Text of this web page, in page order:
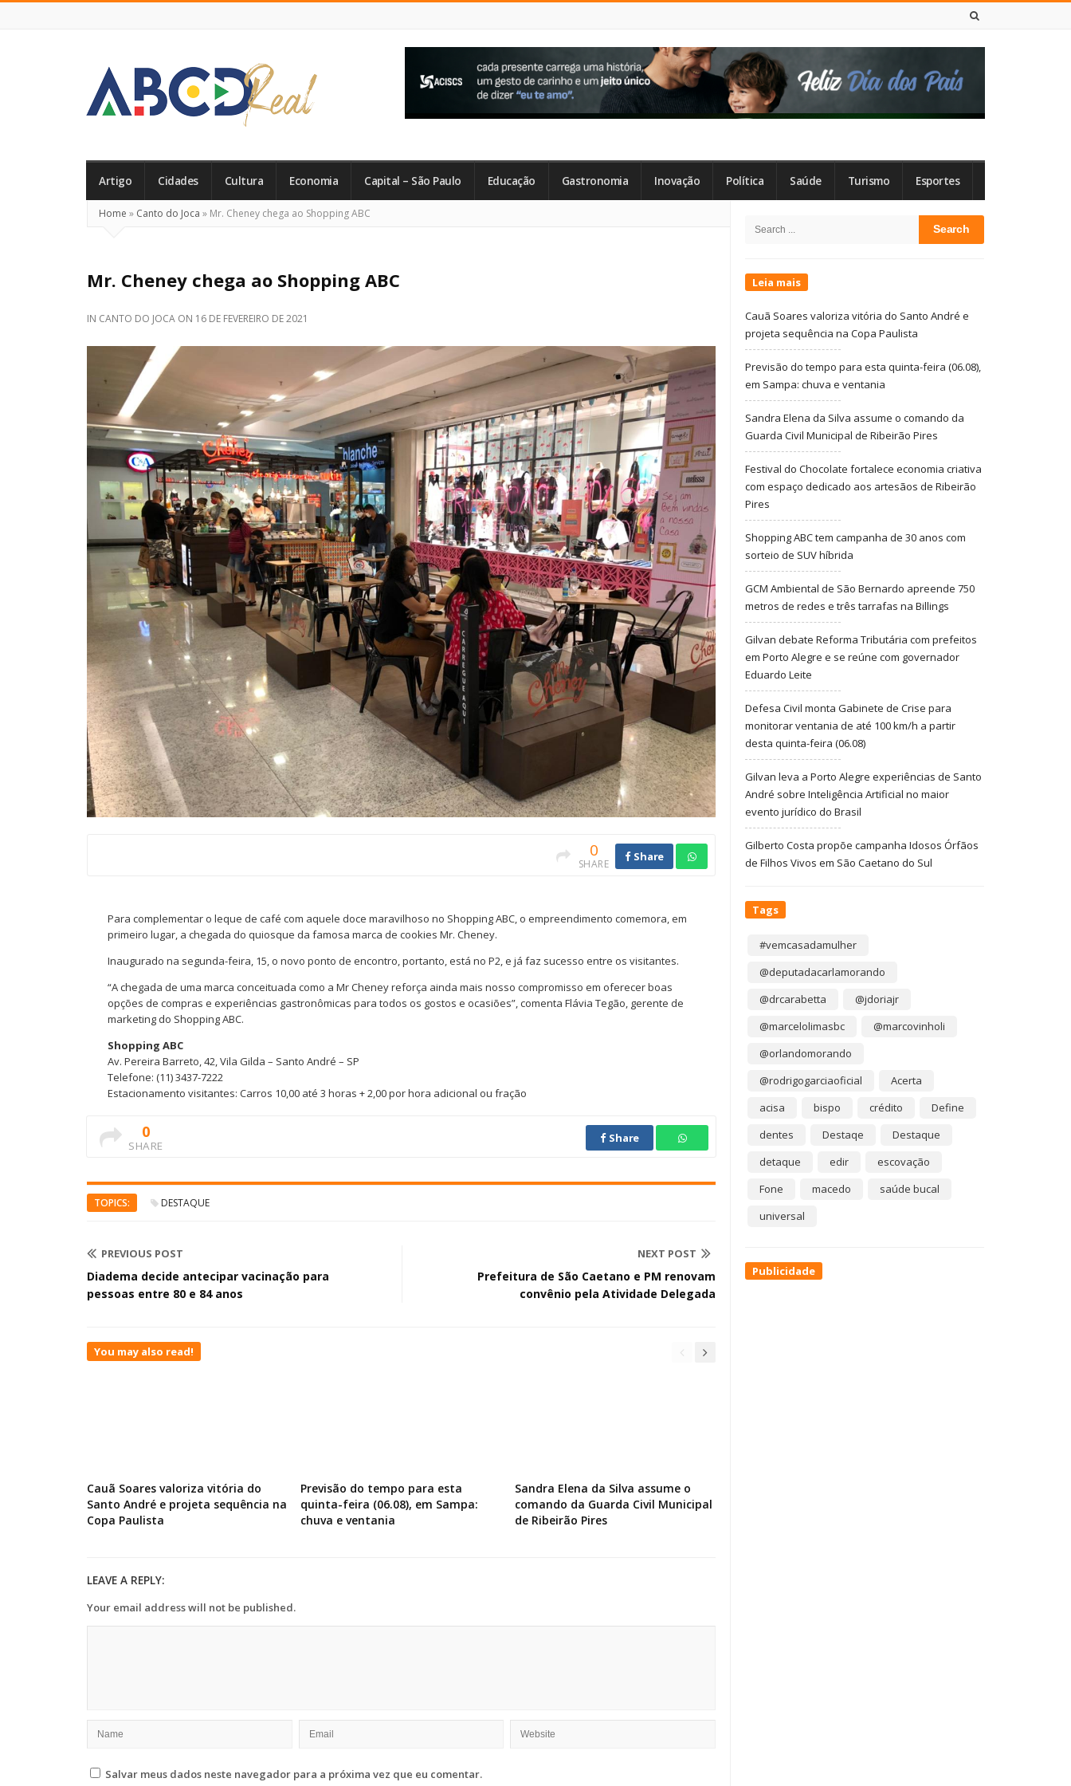
Real
Artigo Cidades Cultura Economia Capital – São Paulo Educação Gastronomia Inovação Política Saúde Turismo Esportes
Home » Canto do Joca » Mr. Cheney chega ao Shopping ABC
Mr. Cheney chega ao Shopping ABC
IN CANTO DO JOCA ON 16 DE FEVEREIRO DE 2021
0
SHARE
Share
Para complementar o leque de café com aquele doce maravilhoso no Shopping ABC, o empreendimento comemora, em
primeiro lugar, a chegada do quiosque da famosa marca de cookies Mr. Cheney.
Inaugurado na segunda-feira, 15, o novo ponto de encontro, portanto, está no P2, e já faz sucesso entre os visitantes.
“A chegada de uma marca conceituada como a Mr Cheney reforça ainda mais nosso compromisso em oferecer boas
opções de compras e experiências gastronômicas para todos os gostos e ocasiões”, comenta Flávia Tegão, gerente de
marketing do Shopping ABC.
Shopping ABC
Av. Pereira Barreto, 42, Vila Gilda – Santo André – SP
Telefone: (11) 3437-7222
Estacionamento visitantes: Carros 10,00 até 3 horas + 2,00 por hora adicional ou fração
0
SHARE
Share
TOPICS: DESTAQUE
PREVIOUS POST
Diadema decide antecipar vacinação para
pessoas entre 80 e 84 anos
NEXT POST
Prefeitura de São Caetano e PM renovam
convênio pela Atividade Delegada
You may also read!
Cauã Soares valoriza vitória do
Santo André e projeta sequência na
Copa Paulista
Previsão do tempo para esta
quinta-feira (06.08), em Sampa:
chuva e ventania
Sandra Elena da Silva assume o
comando da Guarda Civil Municipal
de Ribeirão Pires
LEAVE A REPLY:
Your email address will not be published.
Salvar meus dados neste navegador para a próxima vez que eu comentar.
Sidebar
Search
Leia mais
Cauã Soares valoriza vitória do Santo André e
projeta sequência na Copa Paulista
Previsão do tempo para esta quinta-feira (06.08),
em Sampa: chuva e ventania
Sandra Elena da Silva assume o comando da
Guarda Civil Municipal de Ribeirão Pires
Festival do Chocolate fortalece economia criativa
com espaço dedicado aos artesãos de Ribeirão
Pires
Shopping ABC tem campanha de 30 anos com
sorteio de SUV híbrida
GCM Ambiental de São Bernardo apreende 750
metros de redes e três tarrafas na Billings
Gilvan debate Reforma Tributária com prefeitos
em Porto Alegre e se reúne com governador
Eduardo Leite
Defesa Civil monta Gabinete de Crise para
monitorar ventania de até 100 km/h a partir
desta quinta-feira (06.08)
Gilvan leva a Porto Alegre experiências de Santo
André sobre Inteligência Artificial no maior
evento jurídico do Brasil
Gilberto Costa propõe campanha Idosos Órfãos
de Filhos Vivos em São Caetano do Sul
Tags
#vemcasadamulher
@deputadacarlamorando
@drcarabetta
@jdoriajr
@marcelolimasbc
@marcovinholi
@orlandomorando
@rodrigogarciaoficial
Acerta
acisa
bispo crédito
Define
dentes
Destaqe
Destaque
detaque
edir
escovação
Fone
macedo
saúde bucal
universal
Publicidade